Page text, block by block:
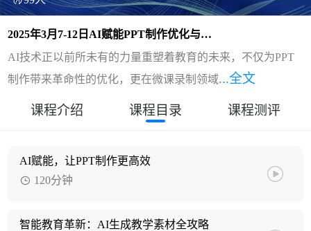
2025年3月7-12日AI赋能PPT制作优化与数
字人微课录制师资研修（线上班）
AI技术正以前所未有的力量重塑着教育的未来，不仅为PPT
制作带来革命性的优化，更在微课录制领域...全文
课程介绍 课程目录 课程测评
AI赋能，让PPT制作更高效
120分钟
智能教育革新：AI生成教学素材全攻略